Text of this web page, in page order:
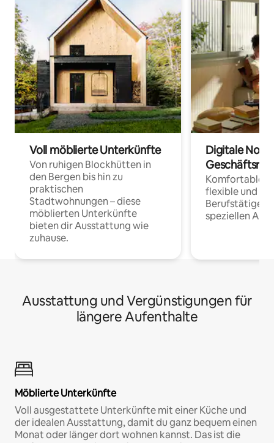
Voll möblierte Unterkünfte
Von ruhigen Blockhütten in
den Bergen bis hin zu
praktischen
Stadtwohnungen – diese
möblierten Unterkünfte
bieten dir Ausstattung wie
zuhause.
Digitale
Komfortable
flexible und
Berufstätige
speziellen
Ausstattung und Vergünstigungen für
längere Aufenthalte
Möblierte Unterkünfte
Voll ausgestattete Unterkünfte mit einer Küche und
der idealen Ausstattung, damit du ganz bequem einen
Monat oder länger dort wohnen kannst. Das ist die